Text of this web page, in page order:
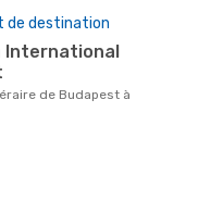
de destination